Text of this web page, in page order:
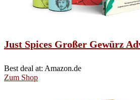
Just Spices Großer Gewürz
Best deal at: Amazon.de
Zum Shop